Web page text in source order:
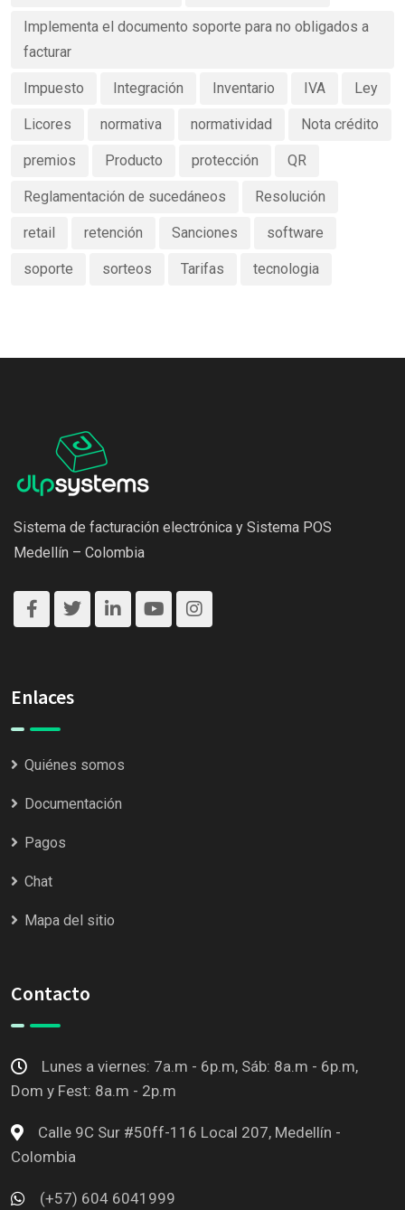
Implementa el documento soporte para no obligados a
facturar
Impuesto Integración Inventario IVA Ley
Licores normativa normatividad Nota crédito
premios Producto protección QR
Reglamentación de sucedáneos Resolución
retail retención Sanciones software
soporte sorteos Tarifas tecnologia
Sistema de facturación electrónica y Sistema POS
Medellín – Colombia
Enlaces
Quiénes somos
Documentación
Pagos
Chat
Mapa del sitio
Contacto
Lunes a viernes: 7a.m - 6p.m, Sáb: 8a.m - 6p.m,
Dom y Fest: 8a.m - 2p.m
Calle 9C Sur #50ff-116 Local 207, Medellín -
Colombia
(+57) 604 6041999